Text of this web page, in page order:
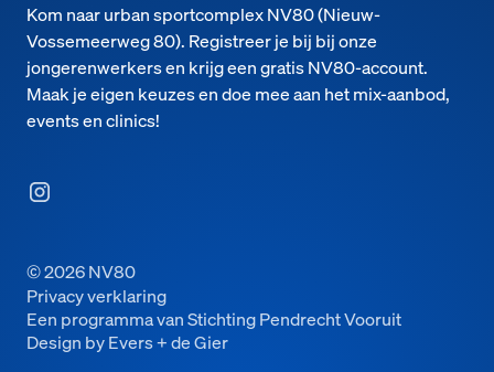
Kom naar urban sportcomplex NV80 (Nieuw-
Vossemeerweg 80). Registreer je bij bij onze
jongerenwerkers en krijg een gratis NV80-account.
Maak je eigen keuzes en doe mee aan het mix-aanbod,
events en clinics!
©2026NV80
Privacy verklaring
Een programma van Stichting Pendrecht Vooruit
Design by Evers + de Gier